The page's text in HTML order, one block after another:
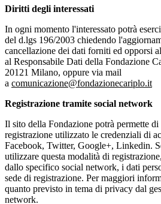
Diritti degli interessati
In ogni momento l'interessato potrà
del d.lgs 196/2003 chiedendo
cancellazione dei dati forniti ed opporsi
al Responsabile Dati della Fondazione
20121 Milano, oppure via mail
a comunicazione@fondazionecariplo.it
Registrazione tramite social network
Il sito della Fondazione potrà permette di
registrazione utilizzato le credenziali di
Facebook, Twitter, Google+, Linkedin.
utilizzare questa modalità di
dallo specifico social network, i dati
sede di registrazione. Per maggiori
quanto previsto in tema di privacy dal
network.